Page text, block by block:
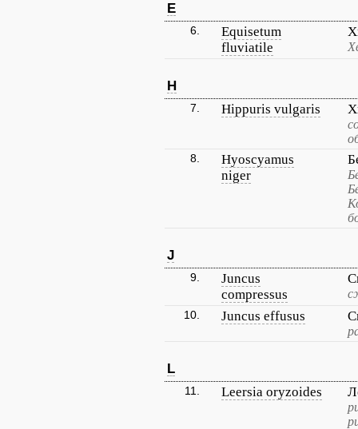
E
6.
Equisetum
fluviatile
H
7. Hippuris vulgaris
8.
Hyoscyamus
niger
J
9.
Juncus
compressus
10. Juncus effusus
L
11. Leersia oryzoides